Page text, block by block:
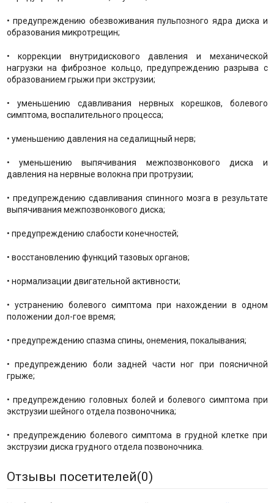
• предупреждению обезвоживания пульпозного ядра диска и
образования микротрещин;
• коррекции внутридискового давления и механической
нагрузки на фиброзное кольцо, предупреждению разрыва с
образованием грыжи при экструзии;
• уменьшению сдавливания нервных корешков, болевого
симптома, воспалительного процесса;
• уменьшению давления на седалищный нерв;
• уменьшению выпячивания межпозвонкового диска и
давления на нервные волокна при протрузии;
• предупреждению сдавливания спинного мозга в результате
выпячивания межпозвонкового диска;
• предупреждению слабости конечностей;
• восстановлению функций тазовых органов;
• нормализации двигательной активности;
• устранению болевого симптома при нахождении в одном
положении дол-гое время;
• предупреждению спазма спины, онемения, покалывания;
• предупреждению боли задней части ног при поясничной
грыже;
• предупреждению головных болей и болевого симптома при
экструзии шейного отдела позвоночника;
• предупреждению болевого симптома в грудной клетке при
экструзии диска грудного отдела позвоночника.
Отзывы посетителей(0)